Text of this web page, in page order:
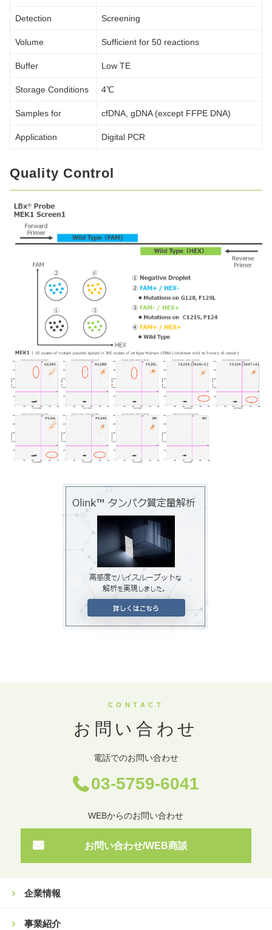
Detection Screening
Volume Sufficient for 50 reactions
Buffer Low TE
Storage Conditions 4℃
Samples for cfDNA, gDNA (except FFPE DNA)
Application Digital PCR
Quality Control
CONTACT
お問い合わせ
電話でのお問い合わせ
03-5759-6041
WEBからのお問い合わせ
お問い合わせ/WEB商談
企業情報
事業紹介